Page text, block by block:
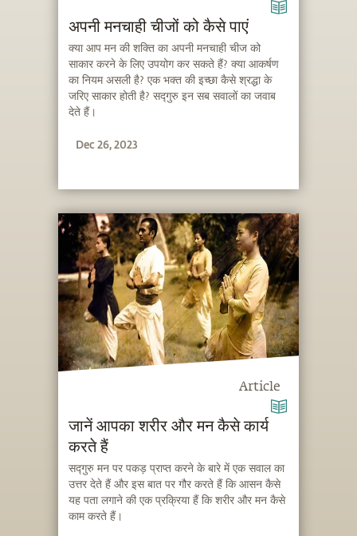
अपनी मनचाही चीजों को कैसे पाएं
क्या आप मन की शक्ति का अपनी मनचाही चीज को
साकार करने के लिए उपयोग कर सकते हैं? क्या आकर्षण
का नियम असली है? एक भक्त की इच्छा कैसे श्रद्धा के
जरिए साकार होती है? सद्गुरु इन सब सवालों का जवाब
देते हैं।
Dec 26, 2023
Article
जानें आपका शरीर और मन कैसे कार्य
करते हैं
सद्गुरु मन पर पकड़ प्राप्त करने के बारे में एक सवाल का
उत्तर देते हैं और इस बात पर गौर करते हैं कि आसन कैसे
यह पता लगाने की एक प्रक्रिया हैं कि शरीर और मन कैसे
काम करते हैं।